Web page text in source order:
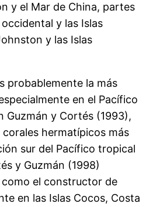
y el Mar de China, partes
y las Islas
y las Islas
probablemente la más
en el Pacífico
Guzmán y Cortés (1993),
corales hermatípicos más
sur del Pacífico tropical
y Guzmán (1998)
el constructor de
en las Islas Cocos, Costa